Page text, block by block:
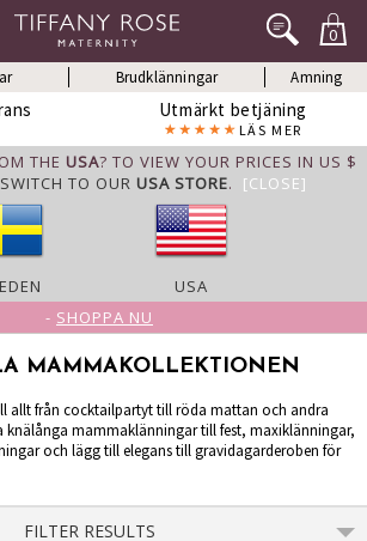
0
Brudklänningar Amning
Utmärkt betjäning
LÄS MER
THE USA? TO VIEW YOUR PRICES IN US $
TO OUR USA STORE. [CLOSE]
USA
- SHOPPA NU
MAMMAKOLLEKTIONEN
allt från cocktailpartyt till röda mattan och andra
knälånga mammaklänningar till fest, maxiklänningar,
och lägg till elegans till gravidagarderoben för
FILTER RESULTS